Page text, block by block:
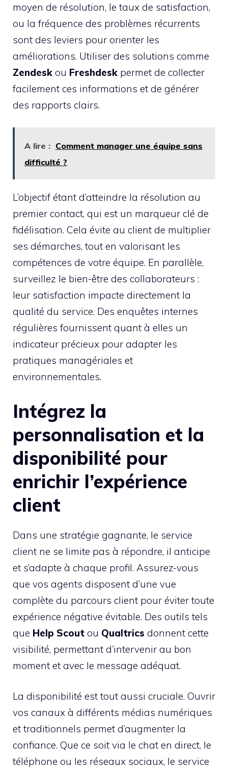
moyen de résolution, le taux de satisfaction,
ou la fréquence des problèmes récurrents
sont des leviers pour orienter les
améliorations. Utiliser des solutions comme
Zendesk ou Freshdesk permet de collecter
facilement ces informations et de générer
des rapports clairs.
A lire : Comment manager une équipe sans
difficulté ?
L’objectif étant d’atteindre la résolution au
premier contact, qui est un marqueur clé de
fidélisation. Cela évite au client de multiplier
ses démarches, tout en valorisant les
compétences de votre équipe. En parallèle,
surveillez le bien-être des collaborateurs :
leur satisfaction impacte directement la
qualité du service. Des enquêtes internes
régulières fournissent quant à elles un
indicateur précieux pour adapter les
pratiques managériales et
environnementales.
Intégrez la
personnalisation et la
disponibilité pour
enrichir l’expérience
client
Dans une stratégie gagnante, le service
client ne se limite pas à répondre, il anticipe
et s’adapte à chaque profil. Assurez-vous
que vos agents disposent d’une vue
complète du parcours client pour éviter toute
expérience négative évitable. Des outils tels
que Help Scout ou Qualtrics donnent cette
visibilité, permettant d’intervenir au bon
moment et avec le message adéquat.
La disponibilité est tout aussi cruciale. Ouvrir
vos canaux à différents médias numériques
et traditionnels permet d’augmenter la
confiance. Que ce soit via le chat en direct, le
téléphone ou les réseaux sociaux, le service